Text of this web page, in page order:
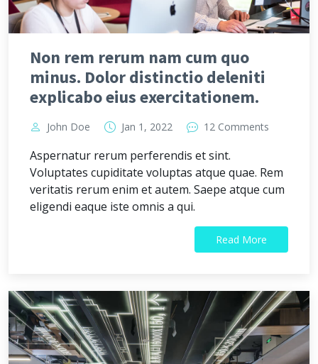
Non rem rerum nam cum quo
minus. Dolor distinctio deleniti
explicabo eius exercitationem.
John Doe Jan 1, 2022 12 Comments
Aspernatur rerum perferendis et sint.
Voluptates cupiditate voluptas atque quae. Rem
veritatis rerum enim et autem. Saepe atque cum
eligendi eaque iste omnis a qui.
Read More